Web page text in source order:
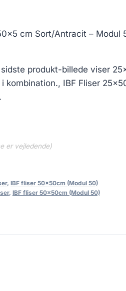
cm Sort/Antracit – Modul
produkt-billede viser
kombination., IBF Fliser
er vejledende)
, IBF fliser 50x50cm (Modul 50)
, IBF fliser 50x50cm (Modul 50)